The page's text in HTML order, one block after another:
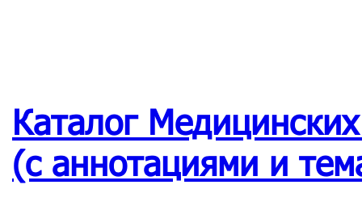
Каталог
(с аннотациями и